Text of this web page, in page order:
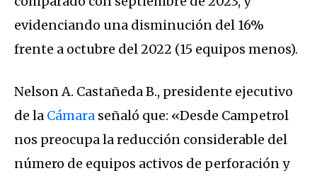
evidenciando una disminución del 16%
frente a octubre del 2022 (15 equipos menos).
Nelson A. Castañeda B., presidente ejecutivo
de la Cámara señaló que: «Desde Campetrol
nos preocupa la reducción considerable del
número de equipos activos de perforación y